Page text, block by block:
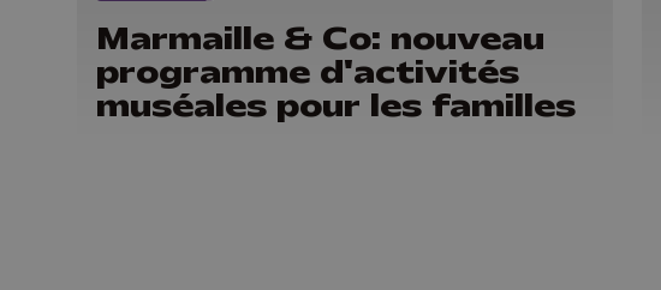
Marmaille & Co: nouveau
programme d'activités
muséales pour les familles